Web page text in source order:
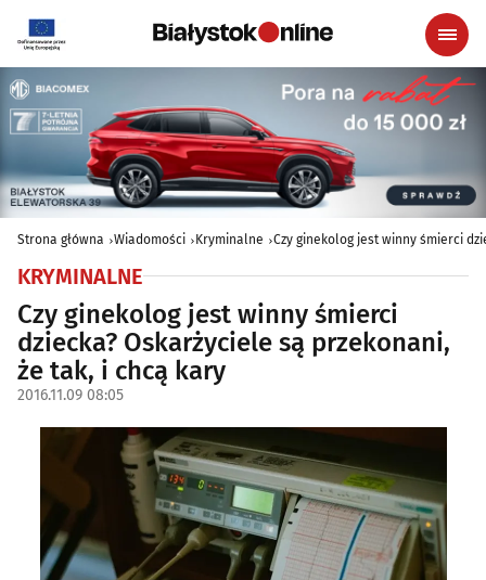
Strona główna Wiadomości Kryminalne Czy ginekolog jest winny śmierci
KRYMINALNE
Czy ginekolog jest winny śmierci
dziecka? Oskarżyciele są przekonani,
że tak, i chcą kary
2016.11.09 08:05